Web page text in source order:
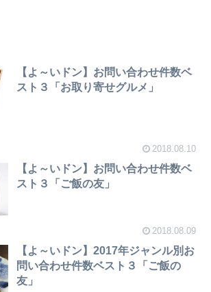
【よ～いドン】お問い合わせ件数ベ
スト３「お取り寄せグルメ」
2018.08.10
【よ～いドン】お問い合わせ件数ベ
スト３「ご飯の友」
2018.08.09
【よ～いドン】2017年ジャンル別お
問い合わせ件数ベスト３「ご飯の
友」